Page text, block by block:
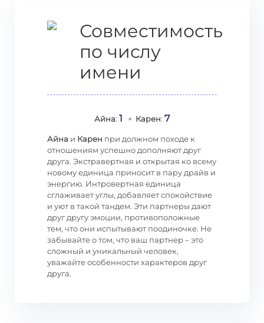
Совместимость
по числу
имени
Айна: 1 + Карен: 7
Айна и Карен при должном походе к
отношениям успешно дополняют друг
друга. Экстравертная и открытая ко всему
новому единица приносит в пару драйв и
энергию. Интровертная единица
сглаживает углы, добавляет спокойствие
и уют в такой тандем. Эти партнеры дают
друг другу эмоции, противоположные
тем, что они испытывают поодиночке. Не
забывайте о том, что ваш партнер – это
сложный и уникальный человек,
уважайте особенности характеров друг
друга.